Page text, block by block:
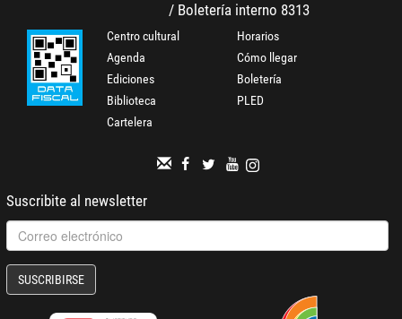
/ Boletería interno 8313
Centro cultural
Agenda
Ediciones
Biblioteca
Cartelera
Horarios
Cómo llegar
Boletería
PLED
Suscribite al newsletter
SUSCRIBIRSE